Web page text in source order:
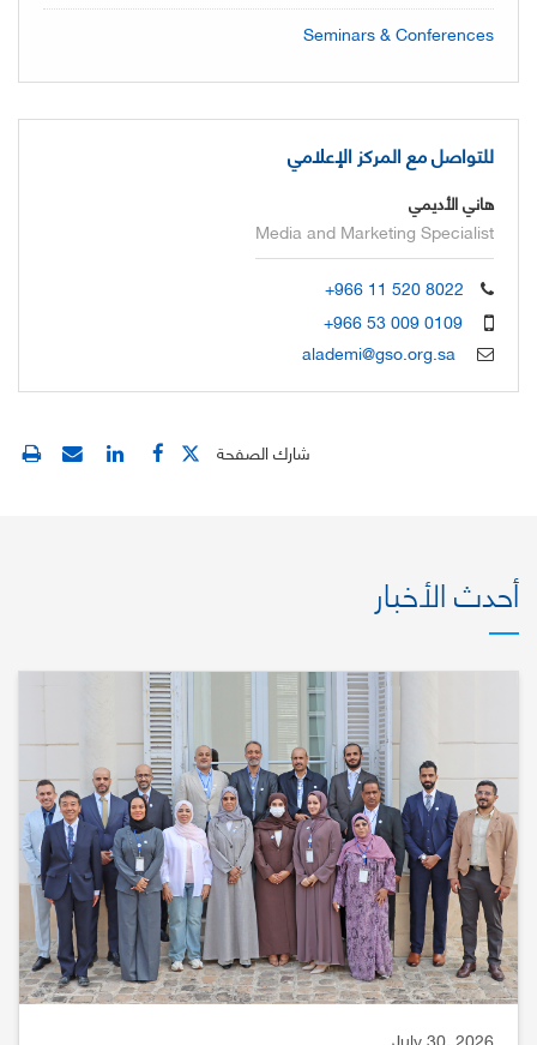
Seminars & Conferences
للتواصل مع المركز الإعلامي
هاني الأديمي
Media and Marketing Specialist
+966 11 520 8022
+966 53 009 0109
alademi@gso.org.sa
شارك الصفحة
أحدث الأخبار